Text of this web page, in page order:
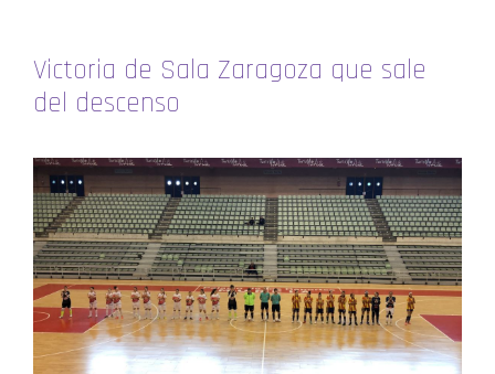
Victoria de Sala Zaragoza que sale
del descenso